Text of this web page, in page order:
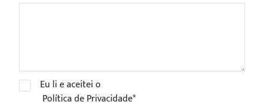
Eu li e aceitei o
Política de Privacidade*